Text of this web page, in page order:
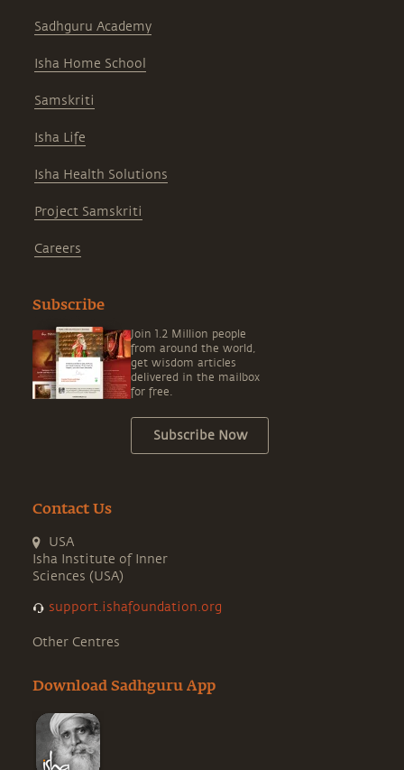
Sadhguru Academy
Isha Home School
Samskriti
Isha Life
Isha Health Solutions
Project Samskriti
Careers
Subscribe
Join 1.2 Million people
from around the world,
get wisdom articles
delivered in the mailbox
for free.
Subscribe Now
Contact Us
USA
Isha Institute of Inner
Sciences (USA)
support.ishafoundation.org
Other Centres
Download Sadhguru App